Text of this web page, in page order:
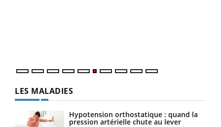
LES MALADIES
Hypotension orthostatique : quand la
pression artérielle chute au lever